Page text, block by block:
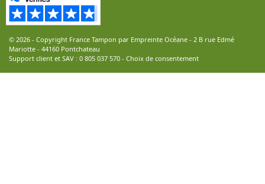
© 2026 - Copyright France Tampon par Empreinte Océane - 2 B rue Edmé
Mariotte - 44160 Pontchateau
Support client et SAV : 0 805 037 570 - Choix de consentement